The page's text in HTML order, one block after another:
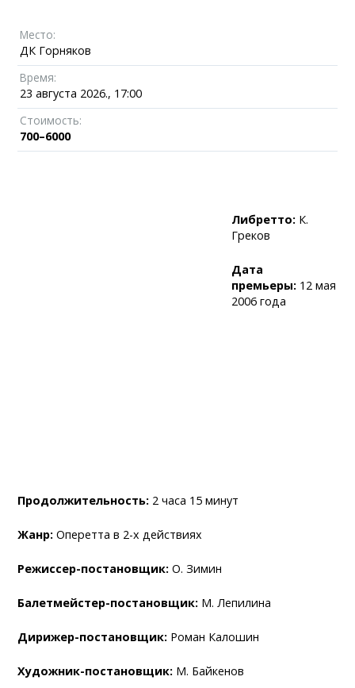
Место:
ДК Горняков
Время:
23 августа 2026., 17:00
Стоимость:
700–6000
Либретто: К.
Греков
Дата
премьеры: 12 мая
2006 года
Продолжительность: 2 часа 15 минут
Жанр: Оперетта в 2-х действиях
Режиссер-постановщик:О. Зимин
Балетмейстер-постановщик: М. Лепилина
Дирижер-постановщик: Роман Калошин
Художник-постановщик: М. Байкенов